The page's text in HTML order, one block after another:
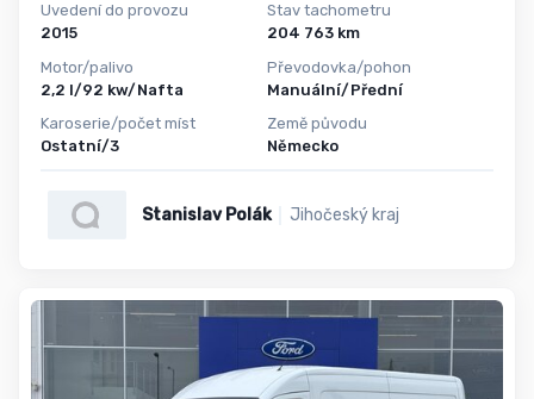
Uvedení do provozu
2015
Motor/palivo
2,2 l/92 kw/Nafta
Karoserie/počet míst
Ostatní/3
Stav tachometru
204 763 km
Převodovka/pohon
Manuální/Přední
Země původu
Německo
Stanislav Polák Jihočeský kraj